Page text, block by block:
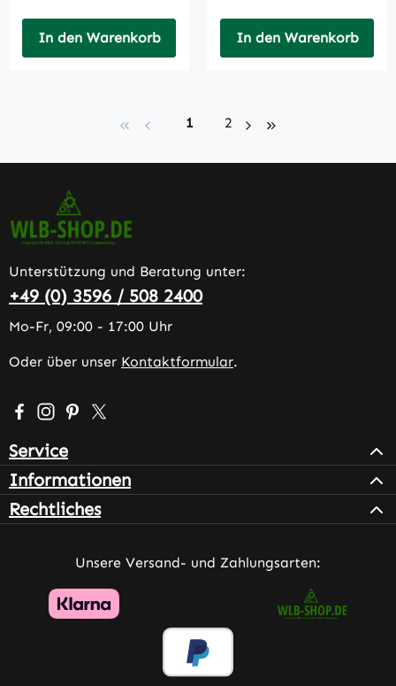
In den Warenkorb In den Warenkorb
Seite
1 Seite
2
Unterstützung und Beratung unter:
+49 (0) 3596 / 508 2400
Mo-Fr, 09:00 - 17:00 Uhr
Oder über unser Kontaktformular.
Besuche uns auf Facebook – öffnet in neuem Tab
Schau auf Instagram vorbei – öffnet in neuem Tab
Lass dich auf Pinterest inspirieren – öffnet in
Folge uns auf X – öffnet in neuem Tab
Service
Informationen
Rechtliches
Unsere Versand- und Zahlungsarten: